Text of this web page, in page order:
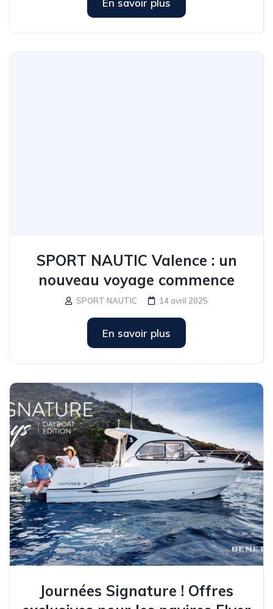
En savoir plus
SPORT NAUTIC Valence : un
nouveau voyage commence
SPORT NAUTIC 14 avril 2025
En savoir plus
Journées Signature ! Offres